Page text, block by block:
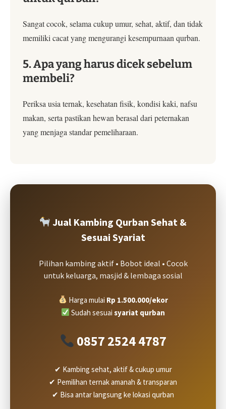
Sangat cocok, selama cukup umur, sehat, aktif, dan tidak
memiliki cacat yang mengurangi kesempurnaan qurban.
5. Apa yang harus dicek sebelum
membeli?
Periksa usia ternak, kesehatan fisik, kondisi kaki, nafsu
makan, serta pastikan hewan berasal dari peternakan
yang menjaga standar pemeliharaan.
Jual Kambing Qurban Sehat &
Sesuai Syariat
Pilihan kambing aktif • Bobot ideal • Cocok
untuk keluarga, masjid & lembaga sosial
Harga mulai Rp 1.500.000/ekor
Sudah sesuaisyariat qurban
0857 2524 4787
✔ Kambing sehat, aktif & cukup umur
✔ Pemilihan ternak amanah & transparan
✔ Bisa antar langsung ke lokasi qurban